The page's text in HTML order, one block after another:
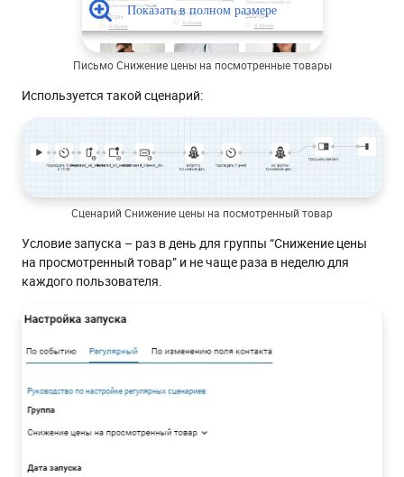
Письмо Снижение цены на посмотренные товары
Используется такой сценарий:
Сценарий Снижение цены на посмотренный товар
Условие запуска – раз в день для группы “Снижение цены
на просмотренный товар” и не чаще раза в неделю для
каждого пользователя.